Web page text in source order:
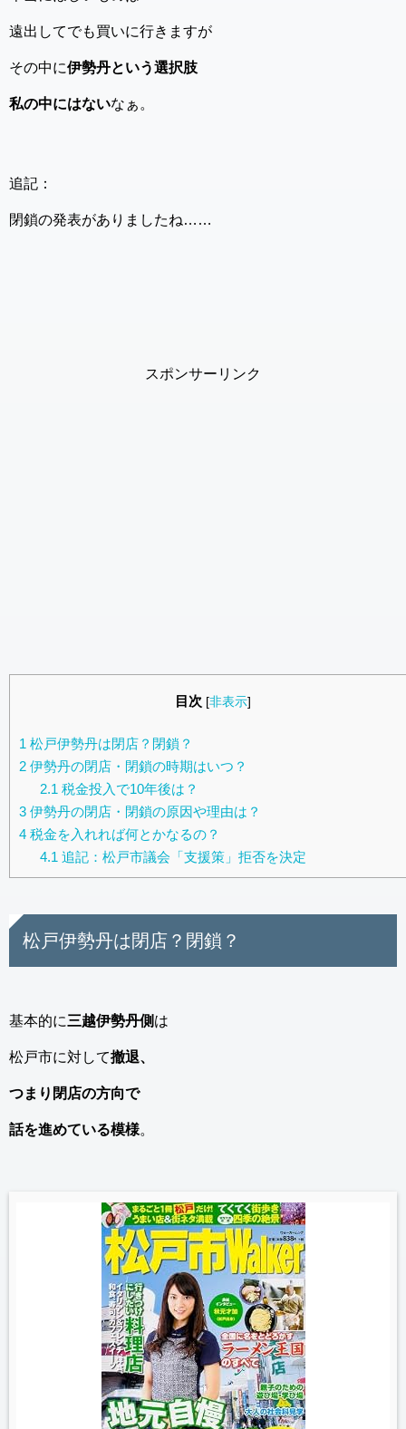
遠出してでも買いに行きますが
その中に伊勢丹という選択肢
私の中にはないなぁ。
追記：
閉鎖の発表がありましたね……
スポンサーリンク
目次 [非表示]
1 松戸伊勢丹は閉店？閉鎖？
2 伊勢丹の閉店・閉鎖の時期はいつ？
2.1 税金投入で10年後は？
3 伊勢丹の閉店・閉鎖の原因や理由は？
4 税金を入れれば何とかなるの？
4.1 追記：松戸市議会「支援策」拒否を決定
松戸伊勢丹は閉店？閉鎖？
基本的に三越伊勢丹側 は
松戸市に対して撤退、
つまり閉店の方向で
話を進めている模様。